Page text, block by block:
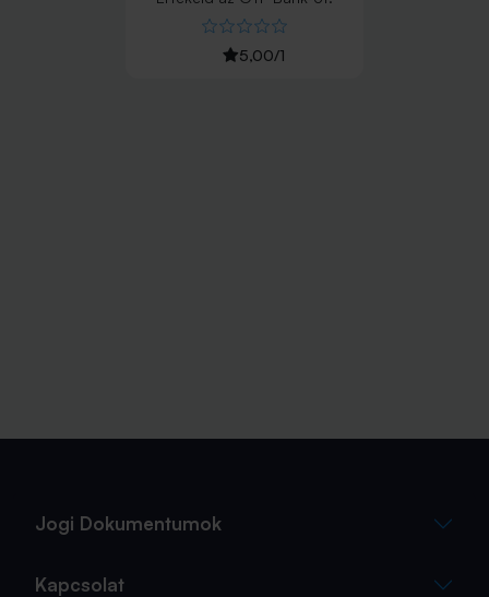
5,00/1
Jogi Dokumentumok
Kapcsolat